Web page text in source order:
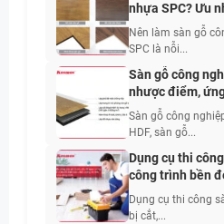
nhựa SPC? Ưu
Nên làm sàn gỗ
SPC là nỗi...
Sàn gỗ công
nhược điểm,
Sàn gỗ công
HDF, sàn gỗ...
Dụng cụ thi
công trình bền
Dụng cụ thi công
bị cắt,...